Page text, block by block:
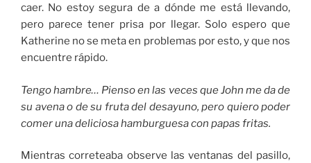
caer. No estoy segura de a dónde me está llevando,
pero parece tener prisa por llegar. Solo espero que
Katherine no se meta en problemas por esto, y que nos
encuentre rápido.
Tengo hambre… Pienso en las veces que John me da de
su avena o de su fruta del desayuno, pero quiero poder
comer una deliciosa hamburguesa con papas fritas.
Mientras correteaba observe las ventanas del pasillo,